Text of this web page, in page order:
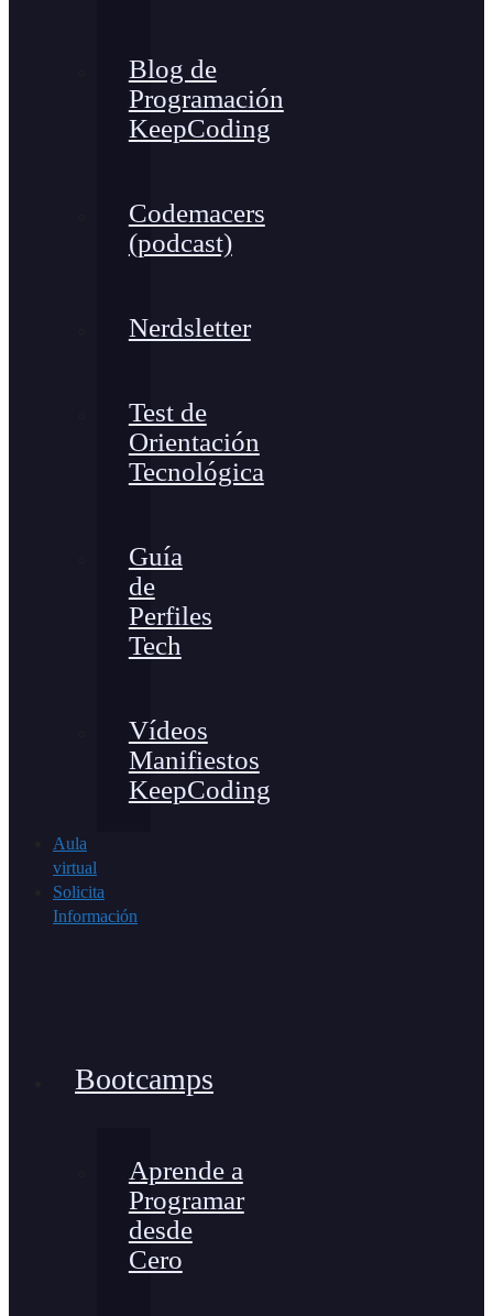
Blog de
Programación
KeepCoding
Codemacers
(podcast)
Nerdsletter
Test de
Orientación
Tecnológica
Guía
de
Perfiles
Tech
Vídeos
Manifiestos
KeepCoding
Aula
virtual
Solicita
Información
Bootcamps
Aprende a
Programar
desde
Cero